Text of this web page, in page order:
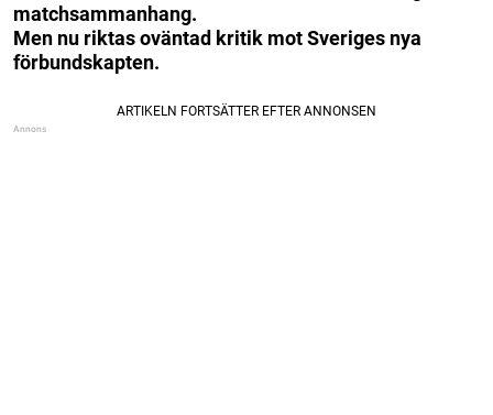
matchsammanhang.
Men nu riktas oväntad kritik mot Sveriges nya
förbundskapten.